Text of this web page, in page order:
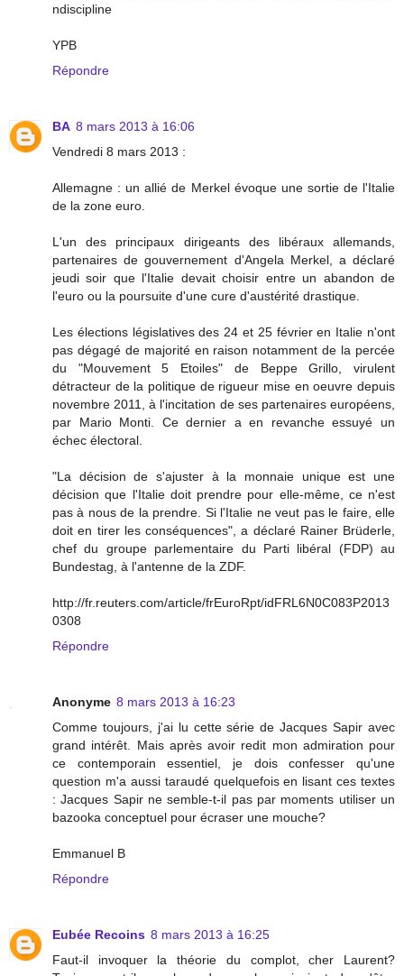
ndiscipline
YPB
Répondre
BA 8 mars 2013 à 16:06
Vendredi 8 mars 2013 :
Allemagne : un allié de Merkel évoque une sortie de l'Italie
de la zone euro.
L'un des principaux dirigeants des libéraux allemands,
partenaires de gouvernement d'Angela Merkel, a déclaré
jeudi soir que l'Italie devait choisir entre un abandon de
l'euro ou la poursuite d'une cure d'austérité drastique.
Les élections législatives des 24 et 25 février en Italie n'ont
pas dégagé de majorité en raison notamment de la percée
du "Mouvement 5 Etoiles" de Beppe Grillo, virulent
détracteur de la politique de rigueur mise en oeuvre depuis
novembre 2011, à l'incitation de ses partenaires européens,
par Mario Monti. Ce dernier a en revanche essuyé un
échec électoral.
"La décision de s'ajuster à la monnaie unique est une
décision que l'Italie doit prendre pour elle-même, ce n'est
pas à nous de la prendre. Si l'Italie ne veut pas le faire, elle
doit en tirer les conséquences", a déclaré Rainer Brüderle,
chef du groupe parlementaire du Parti libéral (FDP) au
Bundestag, à l'antenne de la ZDF.
http://fr.reuters.com/article/frEuroRpt/idFRL6N0C083P2013
0308
Répondre
Anonyme 8 mars 2013 à 16:23
Comme toujours, j'ai lu cette série de Jacques Sapir avec
grand intérêt. Mais après avoir redit mon admiration pour
ce contemporain essentiel, je dois confesser qu'une
question m'a aussi taraudé quelquefois en lisant ces textes
: Jacques Sapir ne semble-t-il pas par moments utiliser un
bazooka conceptuel pour écraser une mouche?
Emmanuel B
Répondre
Eubée Recoins 8 mars 2013 à 16:25
Faut-il invoquer la théorie du complot, cher Laurent?